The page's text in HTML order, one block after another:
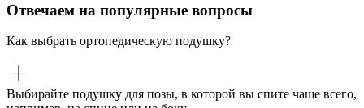
Отвечаем на популярные вопросы
Как выбрать ортопедическую подушку?
Выбирайте подушку для позы, в которой вы спите чаще всего,